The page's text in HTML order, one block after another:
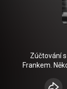
Zúčtování
Frankem.
spáchaným na českém